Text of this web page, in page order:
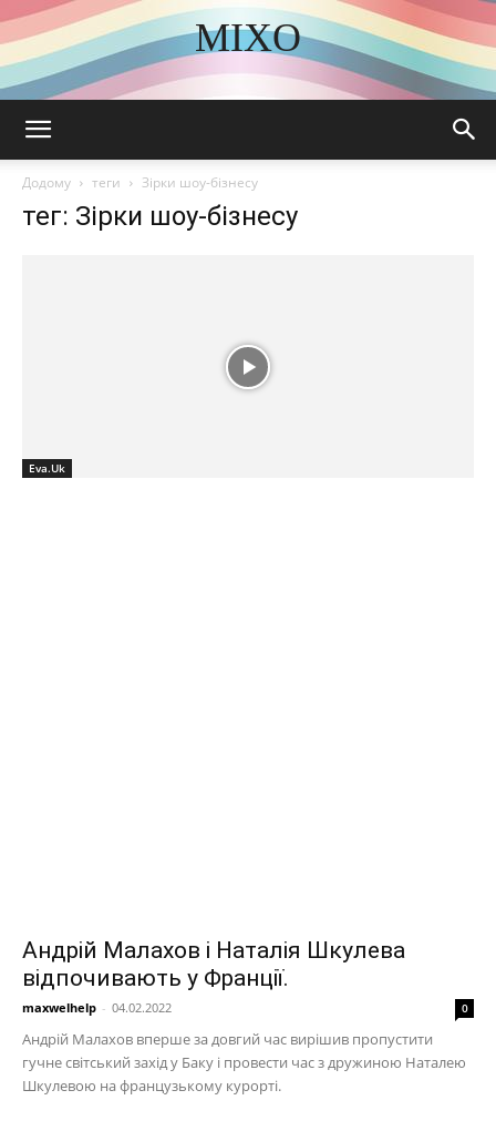
MIXO
DISCOVER THE ART OF PUBLISHING
Додому теги Зірки шоу-бізнесу
тег: Зірки шоу-бізнесу
Eva.Uk
Андрій Малахов і Наталія Шкулева
відпочивають у Франції.
maxwelhelp - 04.02.2022 0
Андрій Малахов вперше за довгий час вирішив пропустити
гучне світський захід у Баку і провести час з дружиною Наталею
Шкулевою на французькому курорті.